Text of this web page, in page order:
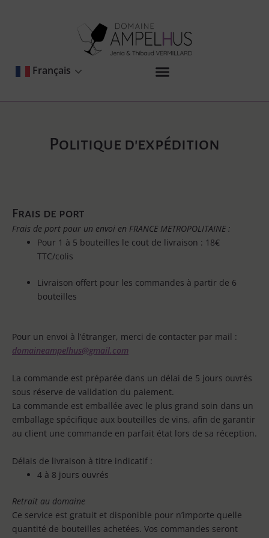
Français
Politique d'expédition
Frais de port
Frais de port pour un envoi en FRANCE METROPOLITAINE :
Pour 1 à 5 bouteilles le cout de livraison : 18€
TTC/colis
Livraison offert pour les commandes à partir de 6
bouteilles
Pour un envoi à l’étranger, merci de contacter par mail :
domaineampelhus@gmail.com
La commande est préparée dans un délai de 5 jours ouvrés
sous réserve de validation du paiement.
La commande est emballée avec le plus grand soin dans un
emballage spécifique aux bouteilles de vins, afin de garantir
au client une commande en parfait état lors de sa réception.
Délais de livraison à titre indicatif :
4 à 8 jours ouvrés
Retrait au domaine
Ce service est gratuit et disponible pour n’importe quelle
quantité de bouteilles achetées. Vos commandes seront